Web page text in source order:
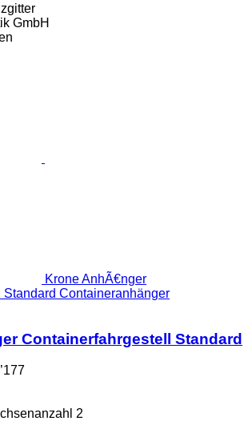
GmbH
Krone AnhÃ€nger
Containeranhänger
Containerfahrgestell Standard
2